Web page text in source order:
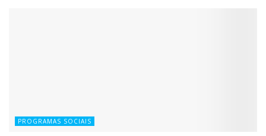
PROGRAMAS SOCIAIS